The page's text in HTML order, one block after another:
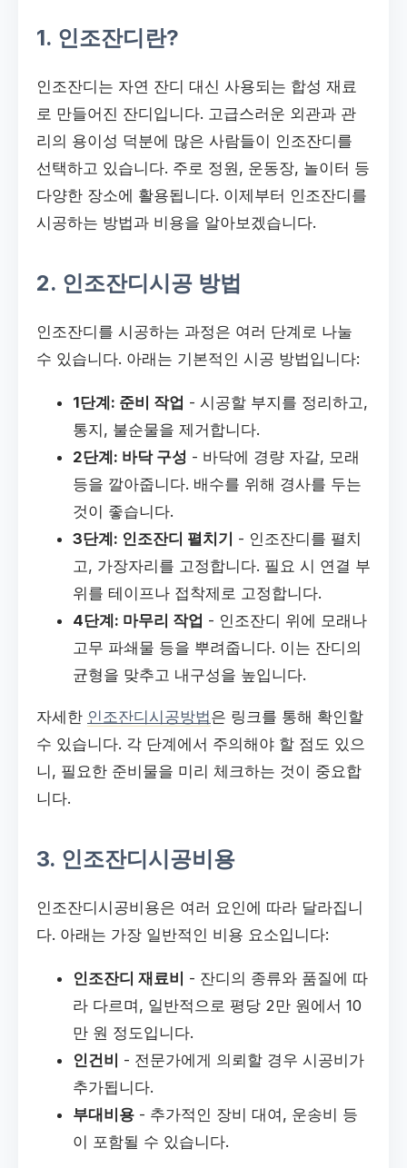
1. 인조잔디란?
인조잔디는 자연 잔디 대신 사용되는 합성 재료
로 만들어진 잔디입니다. 고급스러운 외관과 관
리의 용이성 덕분에 많은 사람들이 인조잔디를
선택하고 있습니다. 주로 정원, 운동장, 놀이터 등
다양한 장소에 활용됩니다. 이제부터 인조잔디를
시공하는 방법과 비용을 알아보겠습니다.
2. 인조잔디시공 방법
인조잔디를 시공하는 과정은 여러 단계로 나눌
수 있습니다. 아래는 기본적인 시공 방법입니다:
1단계: 준비 작업 - 시공할 부지를 정리하고,
통지, 불순물을 제거합니다.
2단계: 바닥 구성 - 바닥에 경량 자갈, 모래
등을 깔아줍니다. 배수를 위해 경사를 두는
것이 좋습니다.
3단계: 인조잔디 펼치기 - 인조잔디를 펼치
고, 가장자리를 고정합니다. 필요 시 연결 부
위를 테이프나 접착제로 고정합니다.
4단계: 마무리 작업 - 인조잔디 위에 모래나
고무 파쇄물 등을 뿌려줍니다. 이는 잔디의
균형을 맞추고 내구성을 높입니다.
자세한 인조잔디시공방법은 링크를 통해 확인할
수 있습니다. 각 단계에서 주의해야 할 점도 있으
니, 필요한 준비물을 미리 체크하는 것이 중요합
니다.
3. 인조잔디시공비용
인조잔디시공비용은 여러 요인에 따라 달라집니
다. 아래는 가장 일반적인 비용 요소입니다:
인조잔디 재료비
- 잔디의 종류와 품질에 따
라 다르며, 일반적으로 평당 2만 원에서 10
만 원 정도입니다.
인건비
- 전문가에게 의뢰할 경우 시공비가
추가됩니다.
부대비용 - 추가적인 장비 대여, 운송비 등
이 포함될 수 있습니다.